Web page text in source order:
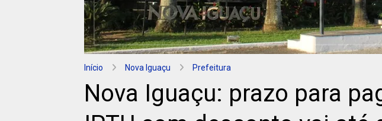
Início Nova Iguaçu Prefeitura
Nova Iguaçu: prazo para